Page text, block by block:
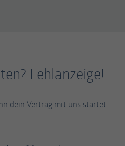
Fehlanzeige!
dein Vertrag mit uns startet.